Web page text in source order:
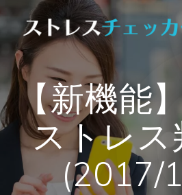
to
【新機能
ストレス
(2017/